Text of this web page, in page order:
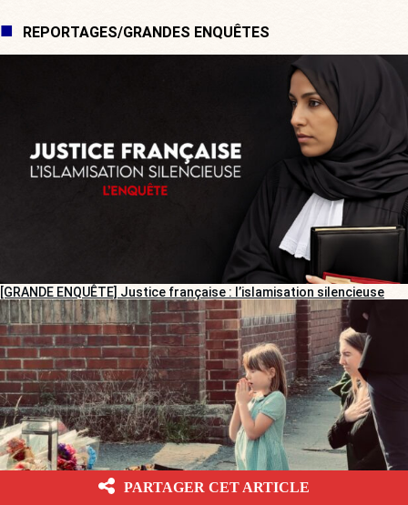
REPORTAGES/GRANDES ENQUÊTES
[GRANDE ENQUÊTE] Justice française : l’islamisation silencieuse
PARTAGER CET ARTICLE